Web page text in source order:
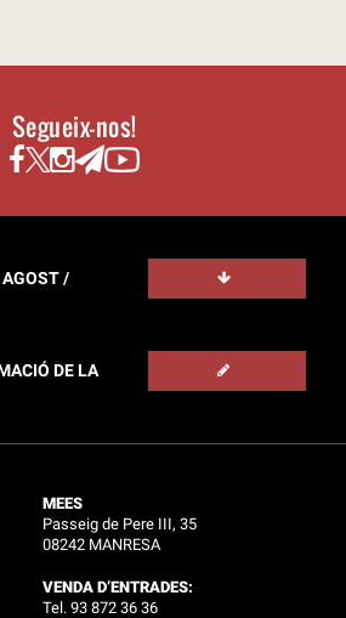
Segueix-nos!
/
DE LA
MEES
Passeig de Pere III, 35
08242 MANRESA
VENDA D’ENTRADES:
Tel. 93 872 36 36